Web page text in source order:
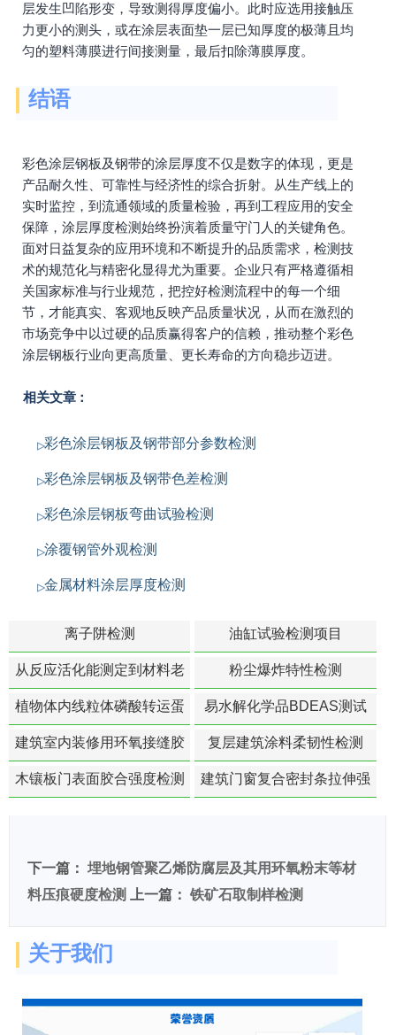
层发生凹陷形变，导致测得厚度偏小。此时应选用接触压
力更小的测头，或在涂层表面垫一层已知厚度的极薄且均
匀的塑料薄膜进行间接测量，最后扣除薄膜厚度。
结语
彩色涂层钢板及钢带的涂层厚度不仅是数字的体现，更是
产品耐久性、可靠性与经济性的综合折射。从生产线上的
实时监控，到流通领域的质量检验，再到工程应用的安全
保障，涂层厚度检测始终扮演着质量守门人的关键角色。
面对日益复杂的应用环境和不断提升的品质需求，检测技
术的规范化与精密化显得尤为重要。企业只有严格遵循相
关国家标准与行业规范，把控好检测流程中的每一个细
节，才能真实、客观地反映产品质量状况，从而在激烈的
市场竞争中以过硬的品质赢得客户的信赖，推动整个彩色
涂层钢板行业向更高质量、更长寿命的方向稳步迈进。
相关文章：
彩色涂层钢板及钢带部分参数检测
彩色涂层钢板及钢带色差检测
彩色涂层钢板弯曲试验检测
涂覆钢管外观检测
金属材料涂层厚度检测
离子阱检测 油缸试验检测项目
从反应活化能测定到材料老
化寿命预测的经典模型
粉尘爆炸特性检测
植物体内线粒体磷酸转运蛋
白活性检测
易水解化学品BDEAS测试
建筑室内装修用环氧接缝胶
苯含量检测
复层建筑涂料柔韧性检测
木镶板门表面胶合强度检测
建筑门窗复合密封条拉伸强
下一篇： 埋地钢管聚乙烯防腐层及其用环氧粉末等材
料压痕硬度检测
上一篇： 铁矿石取制样检测
关于我们